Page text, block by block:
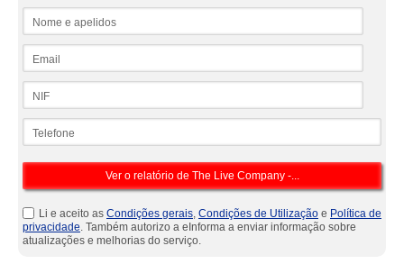
Li e aceito as Condições gerais, Condições de Utilização e Política de
privacidade. Também autorizo a eInforma a enviar informação sobre
atualizações e melhorias do serviço.